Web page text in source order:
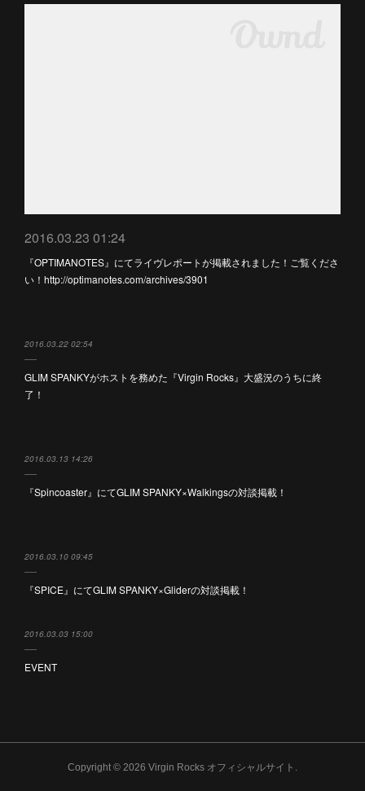
2016.03.23 01:24
『OPTIMANOTES』にてライヴレポートが掲載されました！ご覧くださ
い！http://optimanotes.com/archives/3901
2016.03.22 02:54
GLIM SPANKYがホストを務めた『Virgin Rocks』大盛況のうちに終
了！
2016.03.13 14:26
『Spincoaster』にてGLIM SPANKY×Walkingsの対談掲載！
2016.03.10 09:45
『SPICE』にてGLIM SPANKY×Gliderの対談掲載！
2016.03.03 15:00
EVENT
Copyright © 2026 Virgin Rocks オフィシャルサイト .